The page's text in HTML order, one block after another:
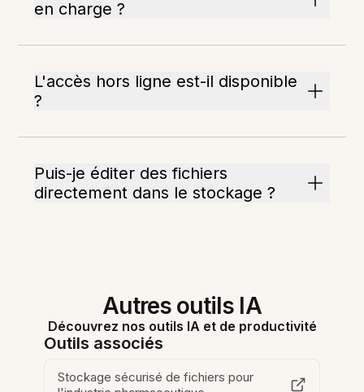
en charge ?
L'accès hors ligne est-il disponible
?
Puis-je éditer des fichiers
directement dans le stockage ?
Autres outils IA
Découvrez nos outils IA et de productivité
Outils associés
Stockage sécurisé de fichiers pour